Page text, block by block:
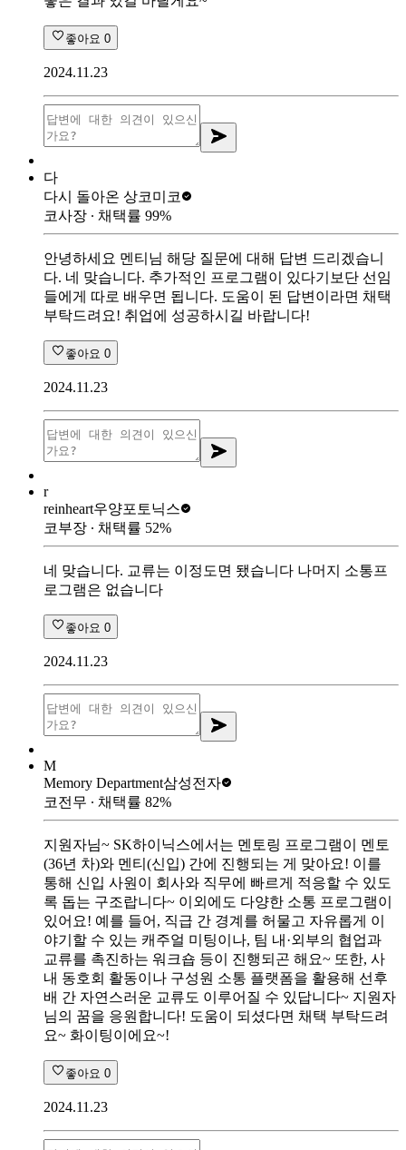
좋아요 0
2024.11.23
다
다시 돌아온 상코미코
코사장 ∙ 채택률 99%
안녕하세요 멘티님 해당 질문에 대해 답변 드리겠습니
다. 네 맞습니다. 추가적인 프로그램이 있다기보단 선임
들에게 따로 배우면 됩니다. 도움이 된 답변이라면 채택
부탁드려요! 취업에 성공하시길 바랍니다!
좋아요 0
2024.11.23
r
reinheart우양포토닉스
코부장 ∙ 채택률 52%
네 맞습니다. 교류는 이정도면 됐습니다 나머지 소통프
로그램은 없습니다
좋아요 0
2024.11.23
M
Memory Department삼성전자
코전무 ∙ 채택률 82%
지원자님~ SK하이닉스에서는 멘토링 프로그램이 멘토
(36년 차)와 멘티(신입) 간에 진행되는 게 맞아요! 이를
통해 신입 사원이 회사와 직무에 빠르게 적응할 수 있도
록 돕는 구조랍니다~ 이외에도 다양한 소통 프로그램이
있어요! 예를 들어, 직급 간 경계를 허물고 자유롭게 이
야기할 수 있는 캐주얼 미팅이나, 팀 내·외부의 협업과
교류를 촉진하는 워크숍 등이 진행되곤 해요~ 또한, 사
내 동호회 활동이나 구성원 소통 플랫폼을 활용해 선후
배 간 자연스러운 교류도 이루어질 수 있답니다~ 지원자
님의 꿈을 응원합니다! 도움이 되셨다면 채택 부탁드려
요~ 화이팅이에요~!
좋아요 0
2024.11.23